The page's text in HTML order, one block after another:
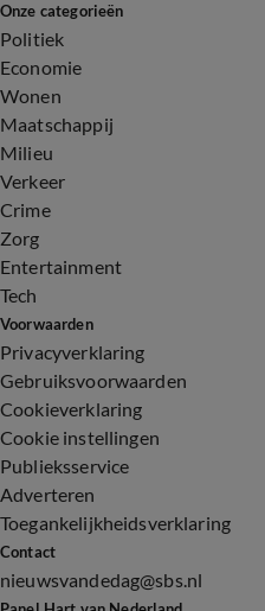
Onze categorieën
Politiek
Economie
Wonen
Maatschappij
Milieu
Verkeer
Crime
Zorg
Entertainment
Tech
Voorwaarden
Privacyverklaring
Gebruiksvoorwaarden
Cookieverklaring
Cookie instellingen
Publieksservice
Adverteren
Toegankelijkheidsverklaring
Contact
nieuwsvandedag@sbs.nl